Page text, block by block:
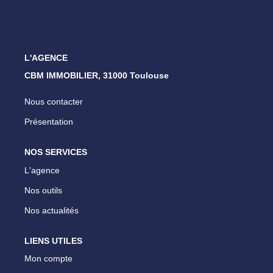
L'AGENCE
CBM IMMOBILIER, 31000 Toulouse
Nous contacter
Présentation
NOS SERVICES
L'agence
Nos outils
Nos actualités
LIENS UTILES
Mon compte